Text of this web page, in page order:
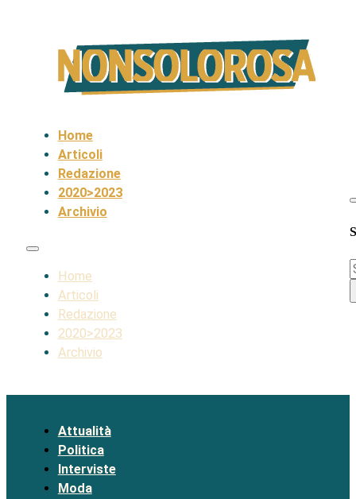
Home
Articoli
Redazione
2020>2023
Archivio
Home
Articoli
Redazione
2020>2023
Archivio
Attualità
Politica
Interviste
Moda